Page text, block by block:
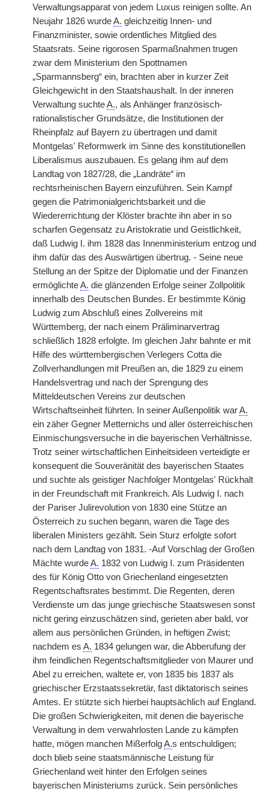
Verwaltungsapparat von jedem Luxus reinigen sollte. An
Neujahr 1826 wurdeA. gleichzeitig Innen- und
Finanzminister, sowie ordentliches Mitglied des
Staatsrats. Seine rigorosen Sparmaßnahmen trugen
zwar dem Ministerium den Spottnamen
„Sparmannsberg“ ein, brachten aber in kurzer Zeit
Gleichgewicht in den Staatshaushalt. In der inneren
Verwaltung suchteA., als Anhänger französisch-
rationalistischer Grundsätze, die Institutionen der
Rheinpfalz auf Bayern zu übertragen und damit
Montgelas' Reformwerk im Sinne des konstitutionellen
Liberalismus auszubauen. Es gelang ihm auf dem
Landtag von 1827/28, die „Landräte“ im
rechtsrheinischen Bayern einzuführen. Sein Kampf
gegen die Patrimonialgerichtsbarkeit und die
Wiedererrichtung der Klöster brachte ihn aber in so
scharfen Gegensatz zu Aristokratie und Geistlichkeit,
daß Ludwig I. ihm 1828 das Innenministerium entzog und
ihm dafür das des Auswärtigen übertrug. - Seine neue
Stellung an der Spitze der Diplomatie und der Finanzen
ermöglichteA. die glänzenden Erfolge seiner Zollpolitik
innerhalb des Deutschen Bundes. Er bestimmte König
Ludwig zum Abschluß eines Zollvereins mit
Württemberg, der nach einem Präliminarvertrag
schließlich 1828 erfolgte. Im gleichen Jahr bahnte er mit
Hilfe des württembergischen Verlegers Cotta die
Zollverhandlungen mit Preußen an, die 1829 zu einem
Handelsvertrag und nach der Sprengung des
Mitteldeutschen Vereins zur deutschen
Wirtschaftseinheit führten. In seiner Außenpolitik warA.
ein zäher Gegner Metternichs und aller österreichischen
Einmischungsversuche in die bayerischen Verhältnisse.
Trotz seiner wirtschaftlichen Einheitsideen verteidigte er
konsequent die Souveränität des bayerischen Staates
und suchte als geistiger Nachfolger Montgelas' Rückhalt
in der Freundschaft mit Frankreich. Als Ludwig I. nach
der Pariser Julirevolution von 1830 eine Stütze an
Österreich zu suchen begann, waren die Tage des
liberalen Ministers gezählt. Sein Sturz erfolgte sofort
nach dem Landtag von 1831. -Auf Vorschlag der Großen
Mächte wurdeA. 1832 von Ludwig I. zum Präsidenten
des für König Otto von Griechenland eingesetzten
Regentschaftsrates bestimmt. Die Regenten, deren
Verdienste um das junge griechische Staatswesen sonst
nicht gering einzuschätzen sind, gerieten aber bald, vor
allem aus persönlichen Gründen, in heftigen Zwist;
nachdem es A. 1834 gelungen war, die Abberufung der
ihm feindlichen Regentschaftsmitglieder von Maurer und
Abel zu erreichen, waltete er, von 1835 bis 1837 als
griechischer Erzstaatssekretär, fast diktatorisch seines
Amtes. Er stützte sich hierbei hauptsächlich auf England.
Die großen Schwierigkeiten, mit denen die bayerische
Verwaltung in dem verwahrlosten Lande zu kämpfen
hatte, mögen manchen MißerfolgA.s entschuldigen;
doch blieb seine staatsmännische Leistung für
Griechenland weit hinter den Erfolgen seines
bayerischen Ministeriums zurück. Sein persönliches